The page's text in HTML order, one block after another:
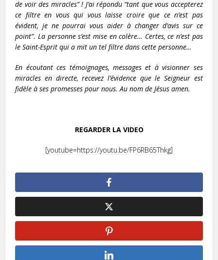
de voir des miracles” ! J’ai répondu “tant que vous accepterez
ce filtre en vous qui vous laisse croire que ce n’est pas
évident, je ne pourrai vous aider à changer d’avis sur ce
point”. La personne s’est mise en colère… Certes, ce n’est pas
le Saint-Esprit qui a mit un tel filtre dans cette personne…
En écoutant ces témoignages, messages et à visionner ses
miracles en directe, recevez l’évidence que le Seigneur est
fidèle à ses promesses pour nous. Au nom de Jésus amen.
REGARDER LA VIDEO
[youtube=https://youtu.be/FP6RB65Thkg]